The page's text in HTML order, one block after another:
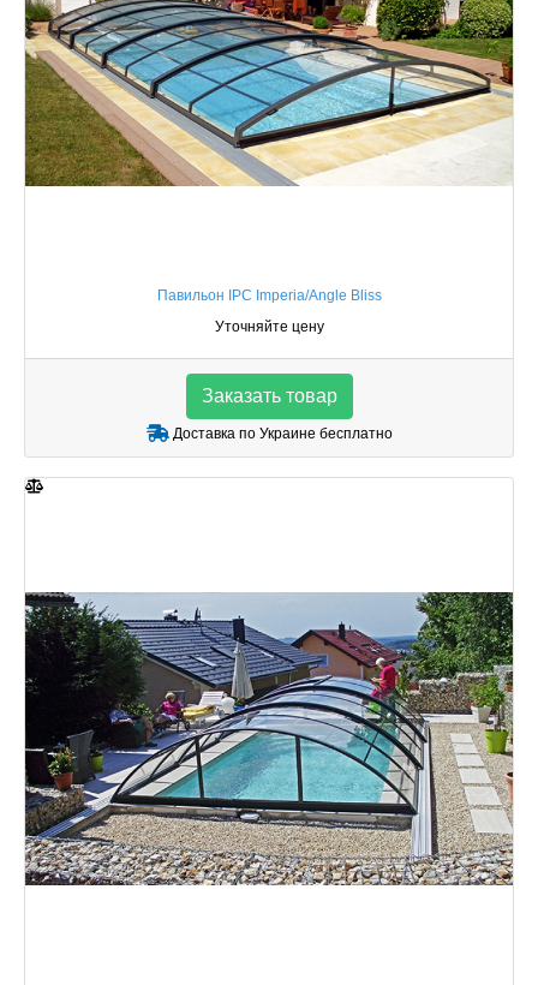
Павильон IPC Imperia/Angle Bliss
Уточняйте цену
Заказать товар
Доставка по Украине бесплатно